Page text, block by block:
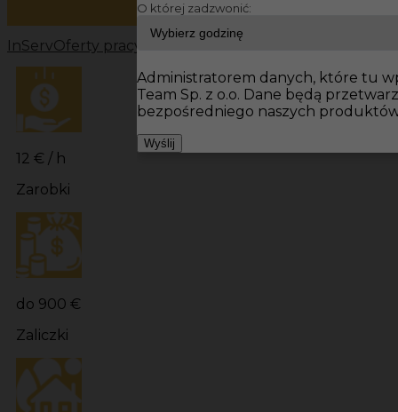
InServOferty pracy Prace wykończeniowe Niemcy
12 € / h
Zarobki
do 900 €
Zaliczki
O której zadzwonić:
Administratorem danych, które tu
Team Sp. z o.o. Dane będą
bezpośredniego naszych produktów
Wyślij